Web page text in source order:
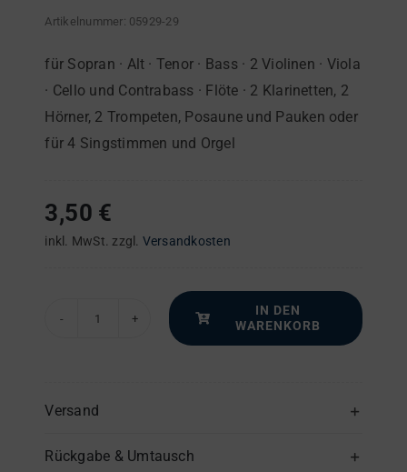
Artikelnummer: 05929-29
für Sopran · Alt · Tenor · Bass · 2 Violinen · Viola
· Cello und Contrabass · Flöte · 2 Klarinetten, 2
Hörner, 2 Trompeten, Posaune und Pauken oder
für 4 Singstimmen und Orgel
3,50 €
inkl. MwSt. zzgl. Versandkosten
A
Horn
IN DEN
WARENKORB
Versand
Rückgabe & Umtausch